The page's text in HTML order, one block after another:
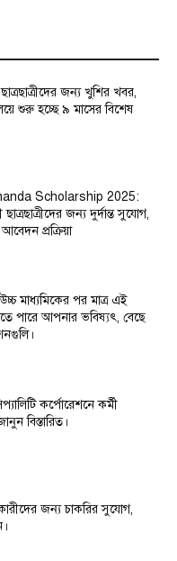
জন্য খুশির খবর,
শুরু হচ্ছে ৯ মাসের বিশেষ
Scholarship 2025:
ছাত্রছাত্রীদের জন্য দুর্দান্ত সুযোগ,
প্রক্রিয়া
মাধ্যমিকের পর মাত্র এই
পারে আপনার ভবিষ্যৎ, বেছে
কর্পোরেশনে কর্মী
বিস্তারিত।
জন্য চাকরির সুযোগ,